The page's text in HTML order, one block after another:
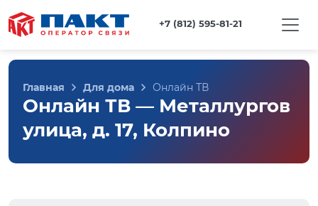
+7 (812) 595-81-21
Главная Для дома Онлайн ТВ
Онлайн ТВ — Металлургов
улица, д. 17, Колпино